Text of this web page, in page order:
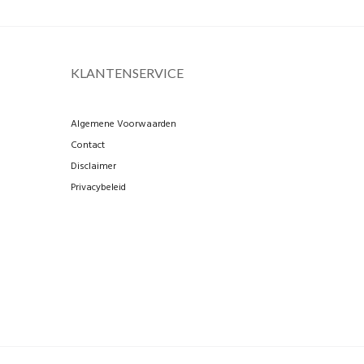
KLANTENSERVICE
Algemene Voorwaarden
Contact
Disclaimer
Privacybeleid